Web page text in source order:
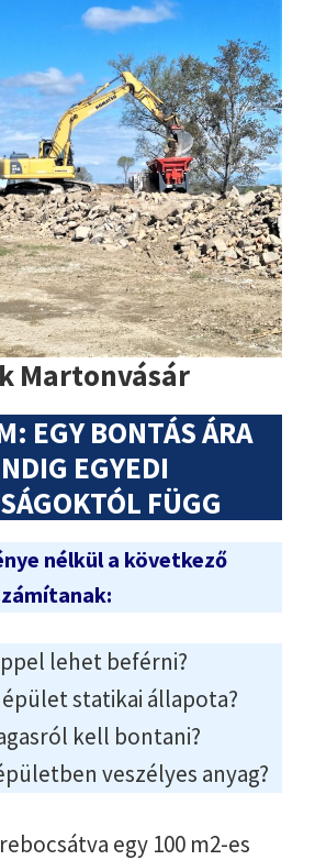
Martonvásár
EGY BONTÁS ÁRA
EGYEDI
FÜGG
nélkül a következő
lehet beférni?
épület statikai állapota?
kell bontani?
veszélyes anyag?
egy 100 m2-es